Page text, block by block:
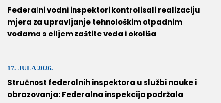
Federalni vodni inspektori kontrolisali realizaciju
mjera za upravljanje tehnološkim otpadnim
vodama s ciljem zaštite voda i okoliša
17. JULA 2026.
Stručnost federalnih inspektora u službi nauke i
obrazovanja: Federalna inspekcija podržala